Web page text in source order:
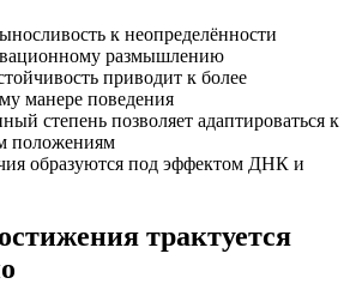
к неопределённости
размышлению
приводит к более
манере поведения
степень позволяет адаптироваться к
положениям
образуются под эффектом ДНК и
трактуется